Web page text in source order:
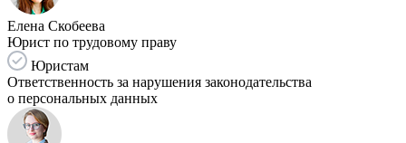
Елена Скобеева
Юрист по трудовому праву
Юристам
Ответственность за нарушения законодательства
о персональных данных